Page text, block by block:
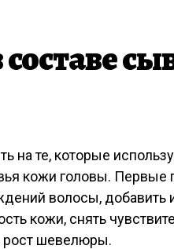
на те, которые
кожи головы. Первые
волосы, добавить
кожи, снять
рост шевелюры.